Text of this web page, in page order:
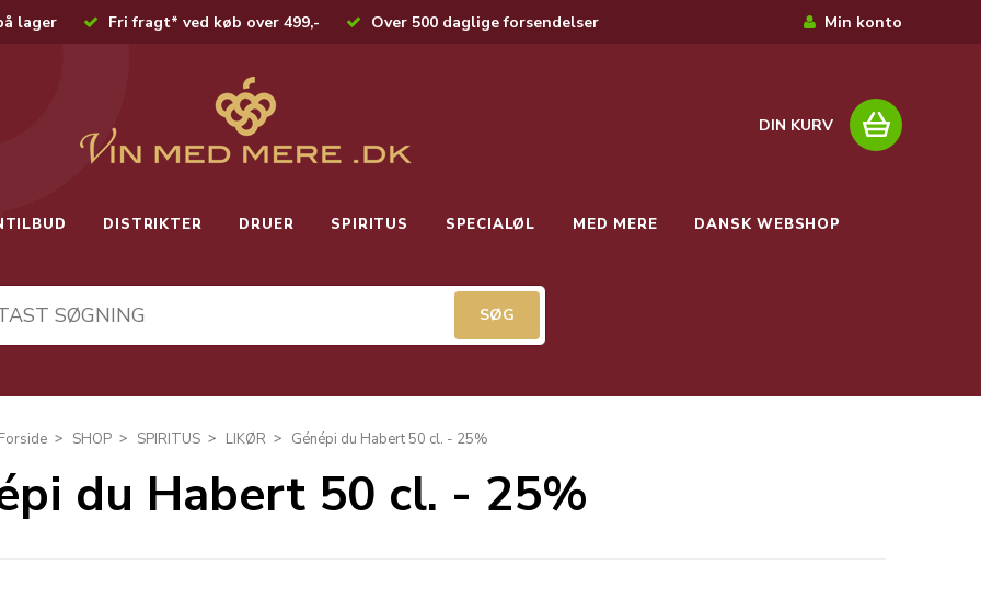
lager Fri fragt* ved køb over 499,- Over 500 daglige forsendelser Min konto
DIN KURV
DISTRIKTER DRUER SPIRITUS SPECIALØL MED MERE DANSK WEBSHOP
SHOP SPIRITUS LIKØR Génépi du Habert 50 cl. - 25%
du Habert 50 cl. - 25%